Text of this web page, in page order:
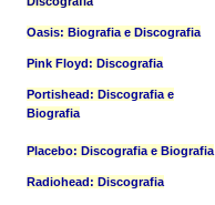
Oasis: Biografia e Discografia
Pink Floyd: Discografia
Portishead: Discografia e
Biografia
Placebo: Discografia e Biografia
Radiohead: Discografia